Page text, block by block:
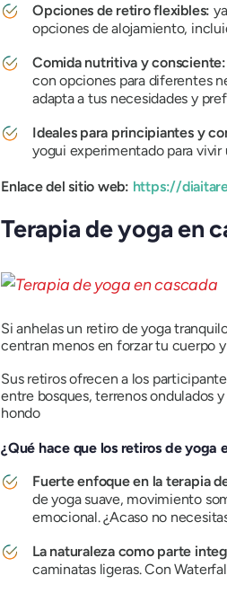
Opciones de retiro flexibles:
opciones de alojamiento,
Comida nutritiva y consciente:
con opciones para diferentes
adapta a tus necesidades y
Ideales para principiantes y
yogui experimentado para vivir
Enlace del sitio web: https://
Terapia de yoga en
Si anhelas un retiro de yoga
centran menos en forzar tu cuerpo
Sus retiros ofrecen a los
entre bosques, terrenos ondulados
hondo
¿Qué hace que los retiros de yoga
Fuerte enfoque en la terapia
de yoga suave, movimiento
emocional. ¿Acaso no
La naturaleza como parte
caminatas ligeras. Con